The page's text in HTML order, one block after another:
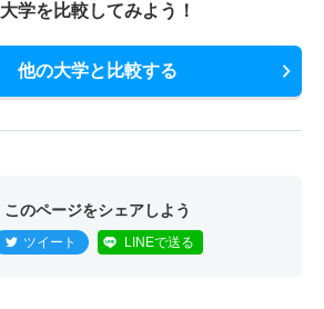
大学を比較してみよう！
他の大学と比較する
このページをシェアしよう
ツイート LINEで送る